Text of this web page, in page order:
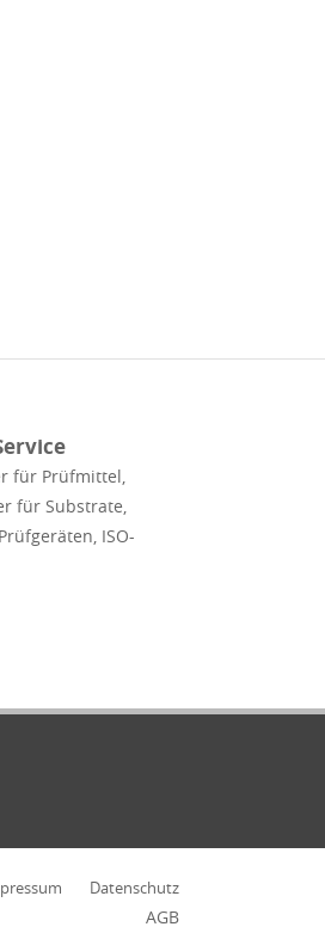
für Prüfmittel,
für Substrate,
ISO-
Datenschutz
AGB